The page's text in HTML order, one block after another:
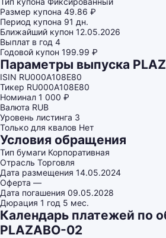
Размер купона 49.86 ₽
Период купона 91 дн.
Ближайший купон 12.05.2026
Выплат в год 4
Годовой купон 199.99 ₽
Параметры выпуска
ISIN RU000A108E80
Тикер RU000A108E80
Номинал 1 000 ₽
Валюта RUB
Уровень листинга 3
Только для квалов Нет
Условия обращения
Тип бумаги Корпоративная
Отрасль Торговля
Дата размещения 14.05.2024
Оферта —
Дата погашения 09.05.2028
Дюрация 1 год 5 мес.
Календарь платежей по
PLAZABO-02